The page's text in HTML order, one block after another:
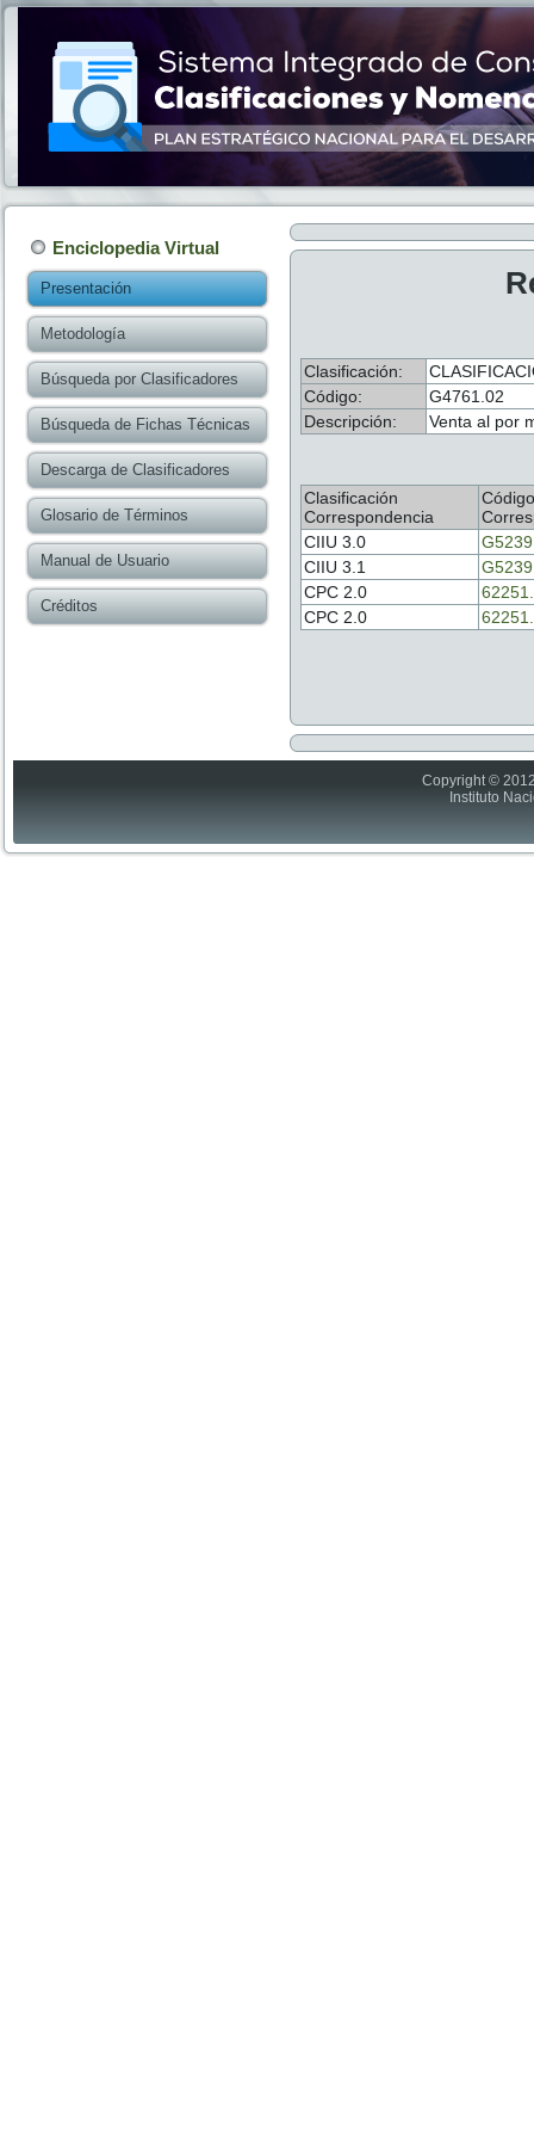
Enciclopedia Virtual
Presentación
Metodología
Búsqueda por Clasificadores
Búsqueda de Fichas Técnicas
Descarga de Clasificadores
Glosario de Términos
Manual de Usuario
Créditos
Clasificación:
Código:
G4761.02
Descripción:
Venta al por
Clasificación
Correspondencia
Código
CIIU 3.0
CIIU 3.1
CPC 2.0
CPC 2.0
Copyright ©
Instituto